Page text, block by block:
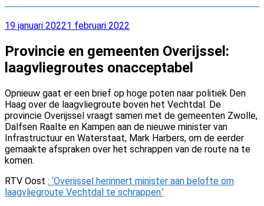
Geplaatst
19 januari 20221 februari 2022
Provincie en gemeenten Overijssel:
laagvliegroutes onacceptabel
Opnieuw gaat er een brief op hoge poten naar politiek Den
Haag over de laagvliegroute boven het Vechtdal. De
provincie Overijssel vraagt samen met de gemeenten Zwolle,
Dalfsen Raalte en Kampen aan de nieuwe minister van
Infrastructuur en Waterstaat, Mark Harbers, om de eerder
gemaakte afspraken over het schrappen van de route na te
komen.
RTV Oost : ‘Overijssel herinnert minister aan belofte om
laagvliegroute Vechtdal te schrappen.’